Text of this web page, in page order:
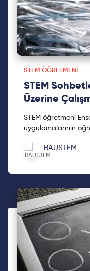
STEM ÖĞRETMENI
STEM
Üzerine
STEM öğretmeni
uygulamalarının
BAUSTEM